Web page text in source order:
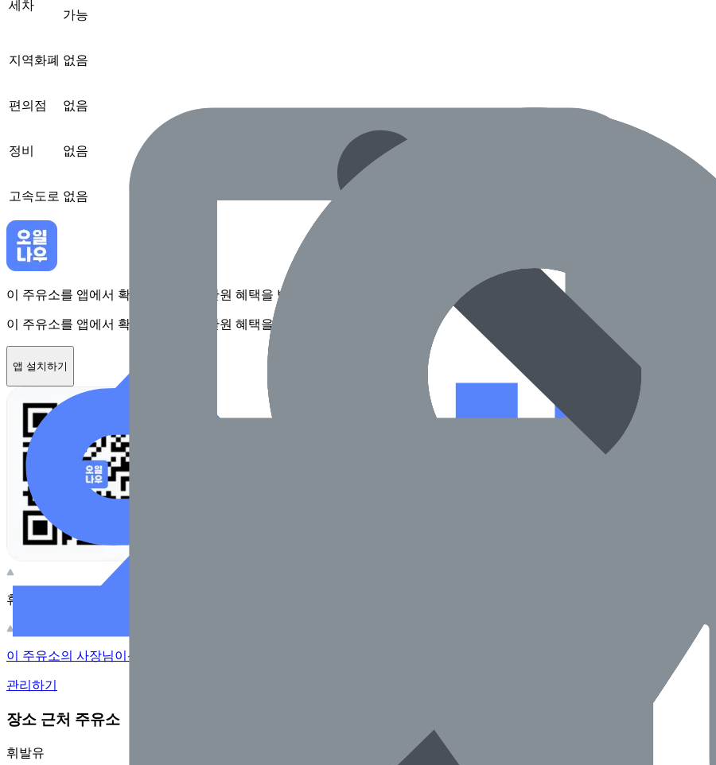
세차
가능
지역화폐 없음
편의점 없음
정비 없음
고속도로 없음
이 주유소를 앱에서 확인하고 최대 1만원 혜택을 받아보세요
이 주유소를 앱에서 확인하고 최대 1만원 혜택을 받아보세요
앱 설치하기
휴대전화 카메라로 찍어보세요
이 주유소의 사장님이신가요?
관리하기
장소 근처 주유소
휘발유